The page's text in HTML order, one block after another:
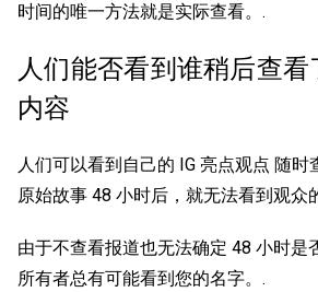
时间的唯一方法就是实际查看。.
人们能否看到谁稍后查
内容
人们可以看到自己的 IG 亮点观点 随时
原始故事 48 小时后，就无法看到观众
由于不查看报道也无法确定 48 小时是
所有者总有可能看到您的名字。.